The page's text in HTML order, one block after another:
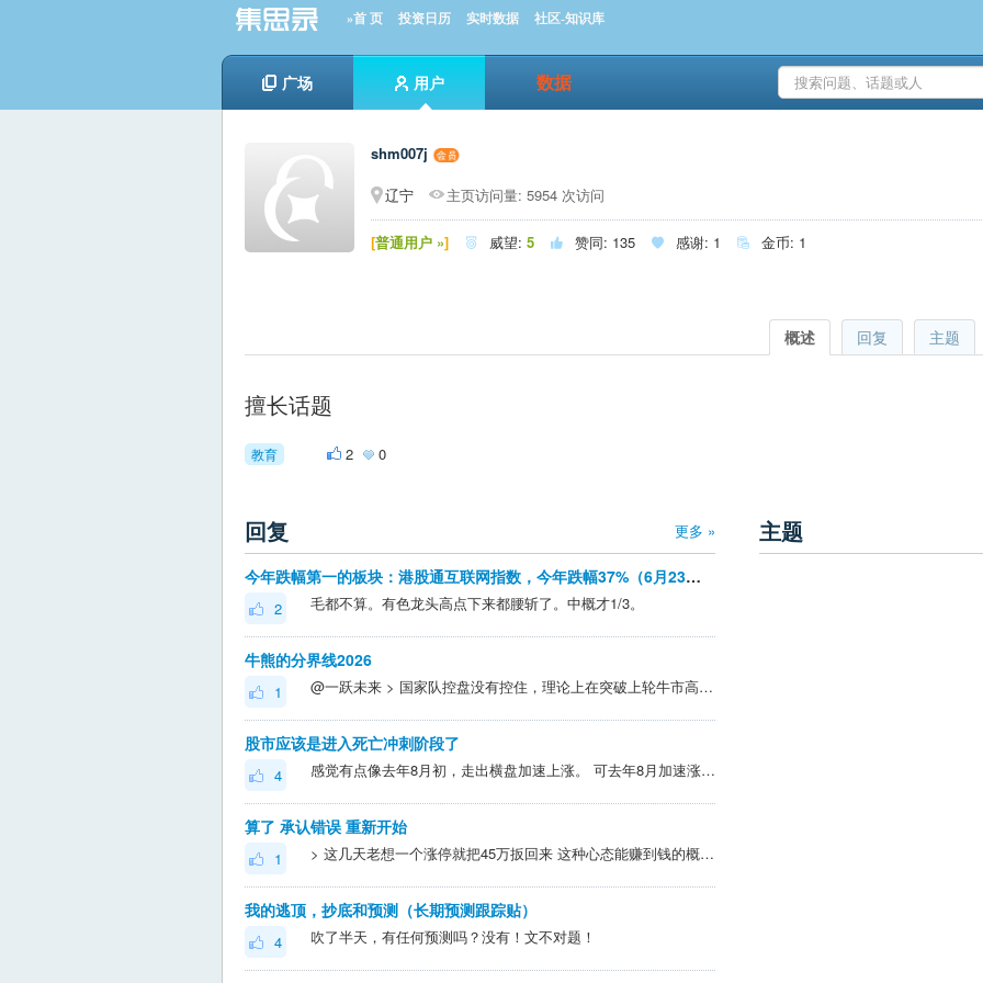
»首 页 投资日历 实时数据 社区-知识库
广场 用户 数据
shm007j
辽宁
主页访问量: 5954 次访问
[普通用户 »]  威望: 5  赞同: 135  感谢: 1  金币: 1
主题
回复
概述
擅长话题
教育 2 0
更多 »
回复
今年跌幅第一的板块：港股通互联网指数，今年跌幅37%（6月23号更新）
2 毛都不算。有色龙头高点下来都腰斩了。中概才1/3。
牛熊的分界线2026
1 @一跃未来 > 国家队控盘没有控住，理论上在突破上轮牛市高点之后回踩震荡几天再往上会走的更稳健点，现在这种虽然涨的快，但是容易一波流，还不如走的慢一点稳一点，中间有贴水+波段，总得利润可能还更多点。 已经在很努力的卖银行、公共事业、大蓝筹了，可惜挡不住
股市应该是进入死亡冲刺阶段了
4 感觉有点像去年8月初，走出横盘加速上涨。 可去年8月加速涨了3周...
算了 承认错误 重新开始
1 > 这几天老想一个涨停就把45万扳回来 这种心态能赚到钱的概率比运气砸头上的概率还低
我的逃顶，抄底和预测（长期预测跟踪贴）
4 吹了半天，有任何预测吗？没有！文不对题！
主题